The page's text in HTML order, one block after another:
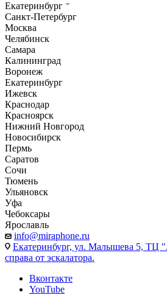
Екатеринбург
Санкт-Петербург
Москва
Челябинск
Самара
Калининград
Воронеж
Екатеринбург
Ижевск
Краснодар
Красноярск
Нижний Новгород
Новосибирск
Пермь
Саратов
Сочи
Тюмень
Ульяновск
Уфа
Чебоксары
Ярославль
info@miraphone.ru
Екатеринбург, ул. Малышева 5, ТЦ
справа от эскалатора.
Вконтакте
YouTube